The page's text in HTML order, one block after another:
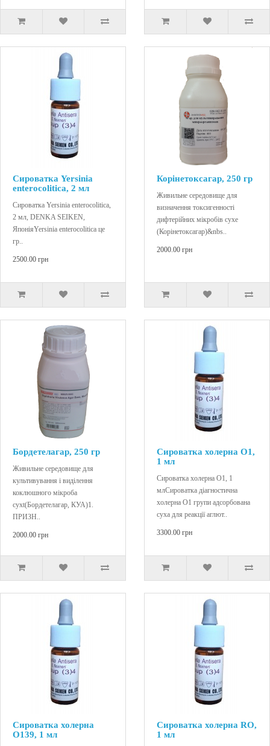
Сироватка Yersinia
enterocolitica, 2 мл
Сироватка Yersinia enterocolitica,
2 мл, DENKA SEIKEN,
ЯпоніяYersinia enterocolitica це
гр..
2500.00 грн
Корінетоксагар, 250 гр
Живильне середовище для
визначення токсигенності
дифтерійних мікробів сухе
(Корінетоксагар)&nbs..
2000.00 грн
Бордетелагар, 250 гр
Живильне середовище для
культивування і виділення
коклюшного мікроба
сухt(Бордетелагар, КУА)1.
ПРИЗН..
2000.00 грн
Сироватка холерна О1,
1 мл
Сироватка холерна О1, 1
млСироватка діагностична
холерна О1 групи адсорбована
суха для реакції аглют..
3300.00 грн
Сироватка холерна
O139, 1 мл
Сироватка холерна RO,
1 мл